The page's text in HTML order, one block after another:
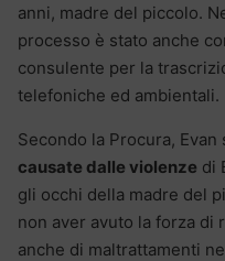
anni, madre del piccolo.
processo è stato anche
consulente per la
telefoniche ed ambientali.
Secondo la Procura,
causate dalle violenze di
gli occhi della madre del
non aver avuto la forza di
anche di maltrattamenti